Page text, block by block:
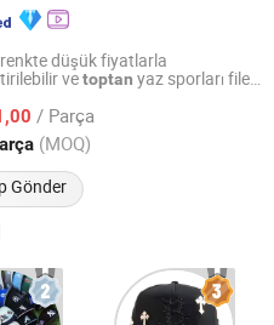
düşük fiyatlarla
vetoptan yaz sporları file
/ Parça
(MOQ)
Gönder
2017